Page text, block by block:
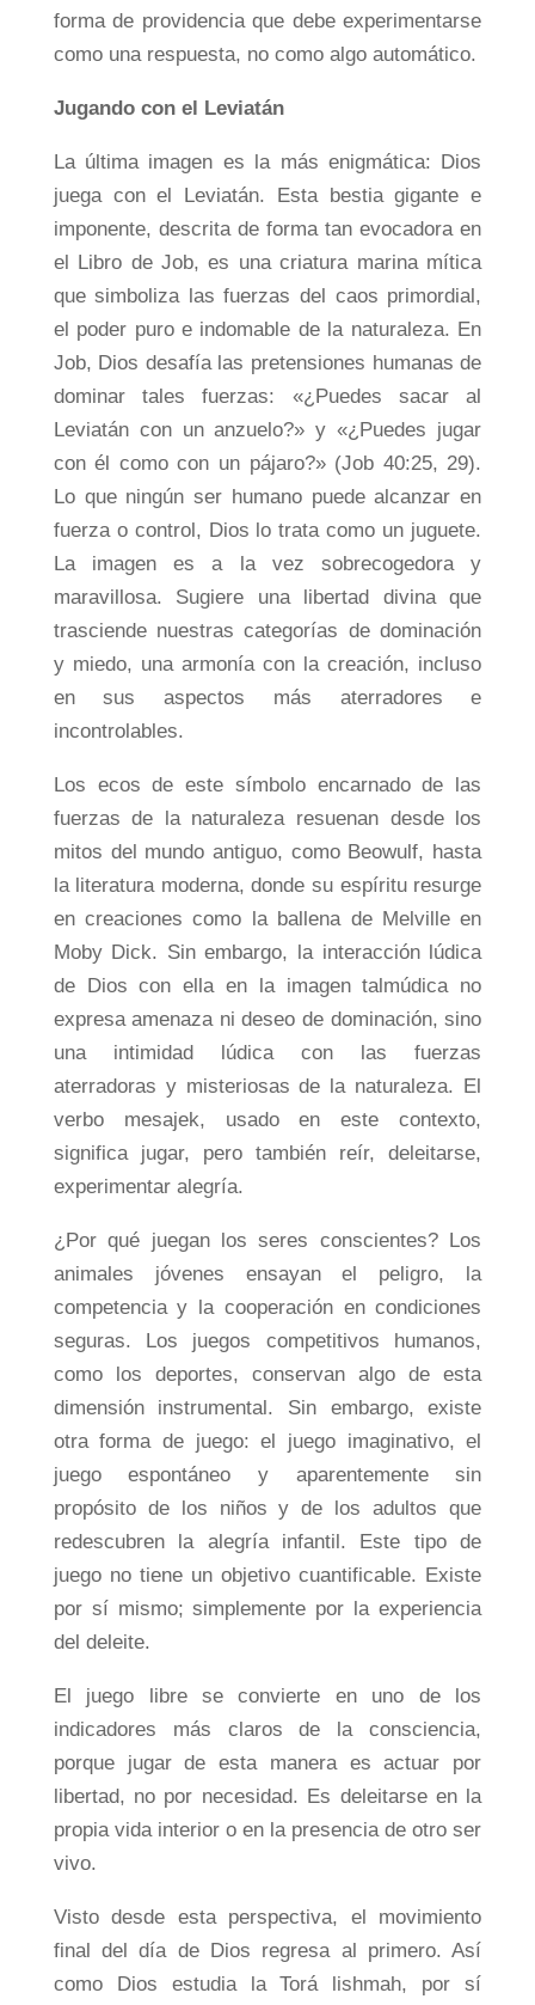
forma de providencia que debe experimentarse
como una respuesta, no como algo automático.
Jugando con el Leviatán
La última imagen es la más enigmática: Dios
juega con el Leviatán. Esta bestia gigante e
imponente, descrita de forma tan evocadora en
el Libro de Job, es una criatura marina mítica
que simboliza las fuerzas del caos primordial,
el poder puro e indomable de la naturaleza. En
Job, Dios desafía las pretensiones humanas de
dominar tales fuerzas: «¿Puedes sacar al
Leviatán con un anzuelo?» y «¿Puedes jugar
con él como con un pájaro?» (Job 40:25, 29).
Lo que ningún ser humano puede alcanzar en
fuerza o control, Dios lo trata como un juguete.
La imagen es a la vez sobrecogedora y
maravillosa. Sugiere una libertad divina que
trasciende nuestras categorías de dominación
y miedo, una armonía con la creación, incluso
en sus aspectos más aterradores e
incontrolables.
Los ecos de este símbolo encarnado de las
fuerzas de la naturaleza resuenan desde los
mitos del mundo antiguo, como Beowulf, hasta
la literatura moderna, donde su espíritu resurge
en creaciones como la ballena de Melville en
Moby Dick. Sin embargo, la interacción lúdica
de Dios con ella en la imagen talmúdica no
expresa amenaza ni deseo de dominación, sino
una intimidad lúdica con las fuerzas
aterradoras y misteriosas de la naturaleza. El
verbo mesajek, usado en este contexto,
significa jugar, pero también reír, deleitarse,
experimentar alegría.
¿Por qué juegan los seres conscientes? Los
animales jóvenes ensayan el peligro, la
competencia y la cooperación en condiciones
seguras. Los juegos competitivos humanos,
como los deportes, conservan algo de esta
dimensión instrumental. Sin embargo, existe
otra forma de juego: el juego imaginativo, el
juego espontáneo y aparentemente sin
propósito de los niños y de los adultos que
redescubren la alegría infantil. Este tipo de
juego no tiene un objetivo cuantificable. Existe
por sí mismo; simplemente por la experiencia
del deleite.
El juego libre se convierte en uno de los
indicadores más claros de la consciencia,
porque jugar de esta manera es actuar por
libertad, no por necesidad. Es deleitarse en la
propia vida interior o en la presencia de otro ser
vivo.
Visto desde esta perspectiva, el movimiento
final del día de Dios regresa al primero. Así
como Dios estudia la Torá lishmah, por sí